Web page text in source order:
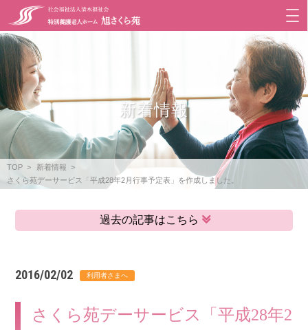
新着情報
TOP
新着情報
さくら苑デーサービス「平成28年2月行事予定表」を作成しました。
過去の記事はこちら
2016/02/02
さくら苑デーサービス「平成28年2